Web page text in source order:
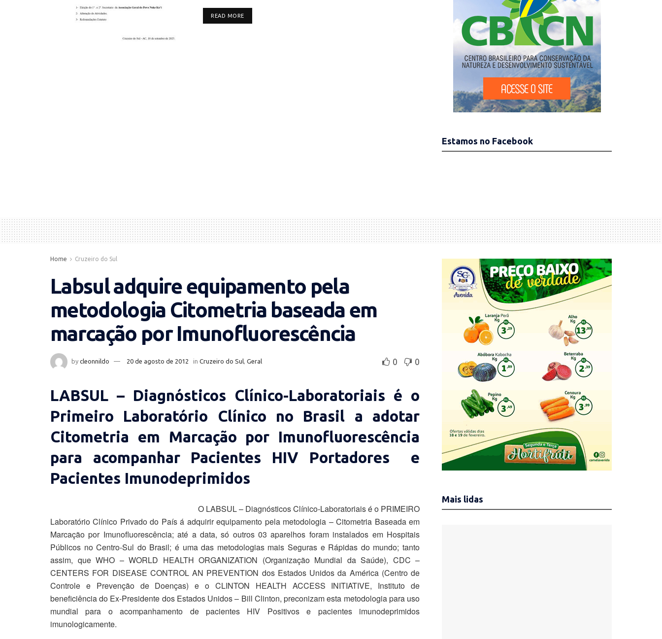
READ MOREDETAILS
Estamos no Facebook
Home Cruzeiro do Sul
Labsul adquire equipamento pela
metodologia Citometria baseada em
marcação por Imunofluorescência
by cleonnildo 20 de agosto de 2012 in Cruzeiro do Sul, Geral 0 0
LABSUL – Diagnósticos Clínico-Laboratoriais é o
Primeiro Laboratório Clínico no Brasil a adotar
Citometria em Marcação por Imunofluorescência
para acompanhar Pacientes HIV Portadores e
Pacientes Imunodeprimidos
O LABSUL – Diagnósticos Clínico-Laboratoriais é o PRIMEIRO
Laboratório Clínico Privado do País á adquirir equipamento pela metodologia – Citometria Baseada em
Marcação por Imunofluorescência; até a data, só outros 03 aparelhos foram instalados em Hospitais
Públicos no Centro-Sul do Brasil; é uma das metodologias mais Seguras e Rápidas do mundo; tanto
assim, que WHO – WORLD HEALTH ORGANIZATION (Organização Mundial da Saúde), CDC –
CENTERS FOR DISEASE CONTROL AN PREVENTION dos Estados Unidos da América (Centro de
Controle e Prevenção de Doenças) e o CLINTON HEALTH ACCESS INITIATIVE, Instituto de
beneficiência do Ex-Presidente dos Estados Unidos – Bill Clinton, preconizam esta metodologia para uso
mundial para o acompanhamento de pacientes HIV Positivos e pacientes imunodeprimidos
imunologicamente.
Mais lidas